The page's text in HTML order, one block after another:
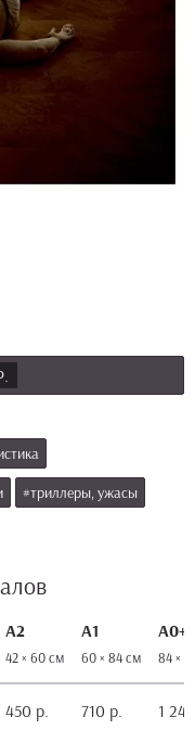
#триллеры, ужасы
А2
42 × 60 см
А1
60 × 84 см
А0+
84 ×
450 р. 710 р. 1